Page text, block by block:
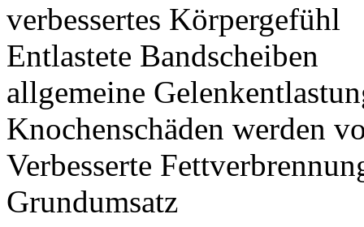
verbessertes Körpergefühl
Entlastete Bandscheiben
allgemeine
Knochenschäden werden
Verbesserte
Grundumsatz